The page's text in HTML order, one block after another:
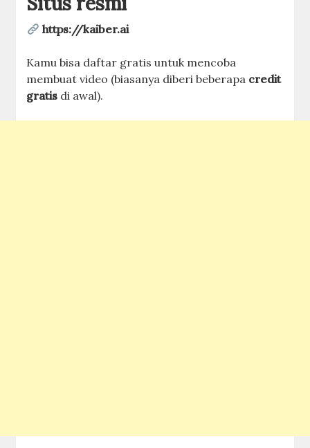
https://kaiber.ai
Kamu bisa daftar gratis untuk mencoba
membuat video (biasanya diberi beberapa credit
gratis di awal).